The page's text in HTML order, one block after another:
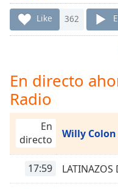
1x
Playback
Rate
Chapters
Descriptions
descriptions
off,
selected
Like 362
En directo
Radio
En
directo
Willy Colon
17:59 LATINAZOS